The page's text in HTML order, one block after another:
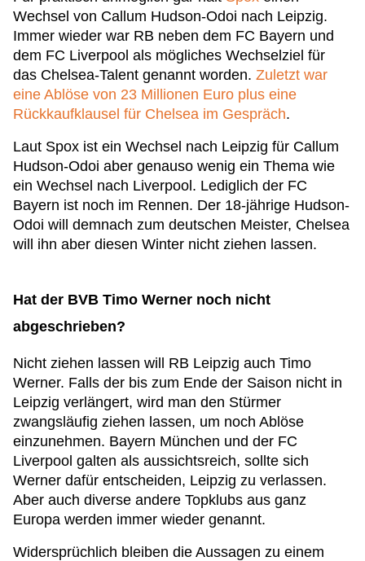
Wechsel von Callum Hudson-Odoi nach Leipzig.
Immer wieder war RB neben dem FC Bayern und
dem FC Liverpool als mögliches Wechselziel für
das Chelsea-Talent genannt worden. Zuletzt war
eine Ablöse von 23 Millionen Euro plus eine
Rückkaufklausel für Chelsea im Gespräch.
Laut Spox ist ein Wechsel nach Leipzig für Callum
Hudson-Odoi aber genauso wenig ein Thema wie
ein Wechsel nach Liverpool. Lediglich der FC
Bayern ist noch im Rennen. Der 18-jährige Hudson-
Odoi will demnach zum deutschen Meister, Chelsea
will ihn aber diesen Winter nicht ziehen lassen.
Hat der BVB Timo Werner noch nicht
abgeschrieben?
Nicht ziehen lassen will RB Leipzig auch Timo
Werner. Falls der bis zum Ende der Saison nicht in
Leipzig verlängert, wird man den Stürmer
zwangsläufig ziehen lassen, um noch Ablöse
einzunehmen. Bayern München und der FC
Liverpool galten als aussichtsreich, sollte sich
Werner dafür entscheiden, Leipzig zu verlassen.
Aber auch diverse andere Topklubs aus ganz
Europa werden immer wieder genannt.
Widersprüchlich bleiben die Aussagen zu einem